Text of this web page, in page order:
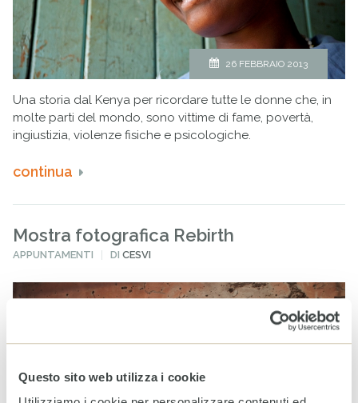
Questo sito web utilizza i cookie
26 FEBBRAIO 2013
Una storia dal Kenya per ricordare tutte le donne che, in
molte parti del mondo, sono vittime di fame, povertà,
ingiustizia, violenze fisiche e psicologiche.
continua
Mostra fotografica Rebirth
PUBBLICATO
APPUNTAMENTI DICESVI